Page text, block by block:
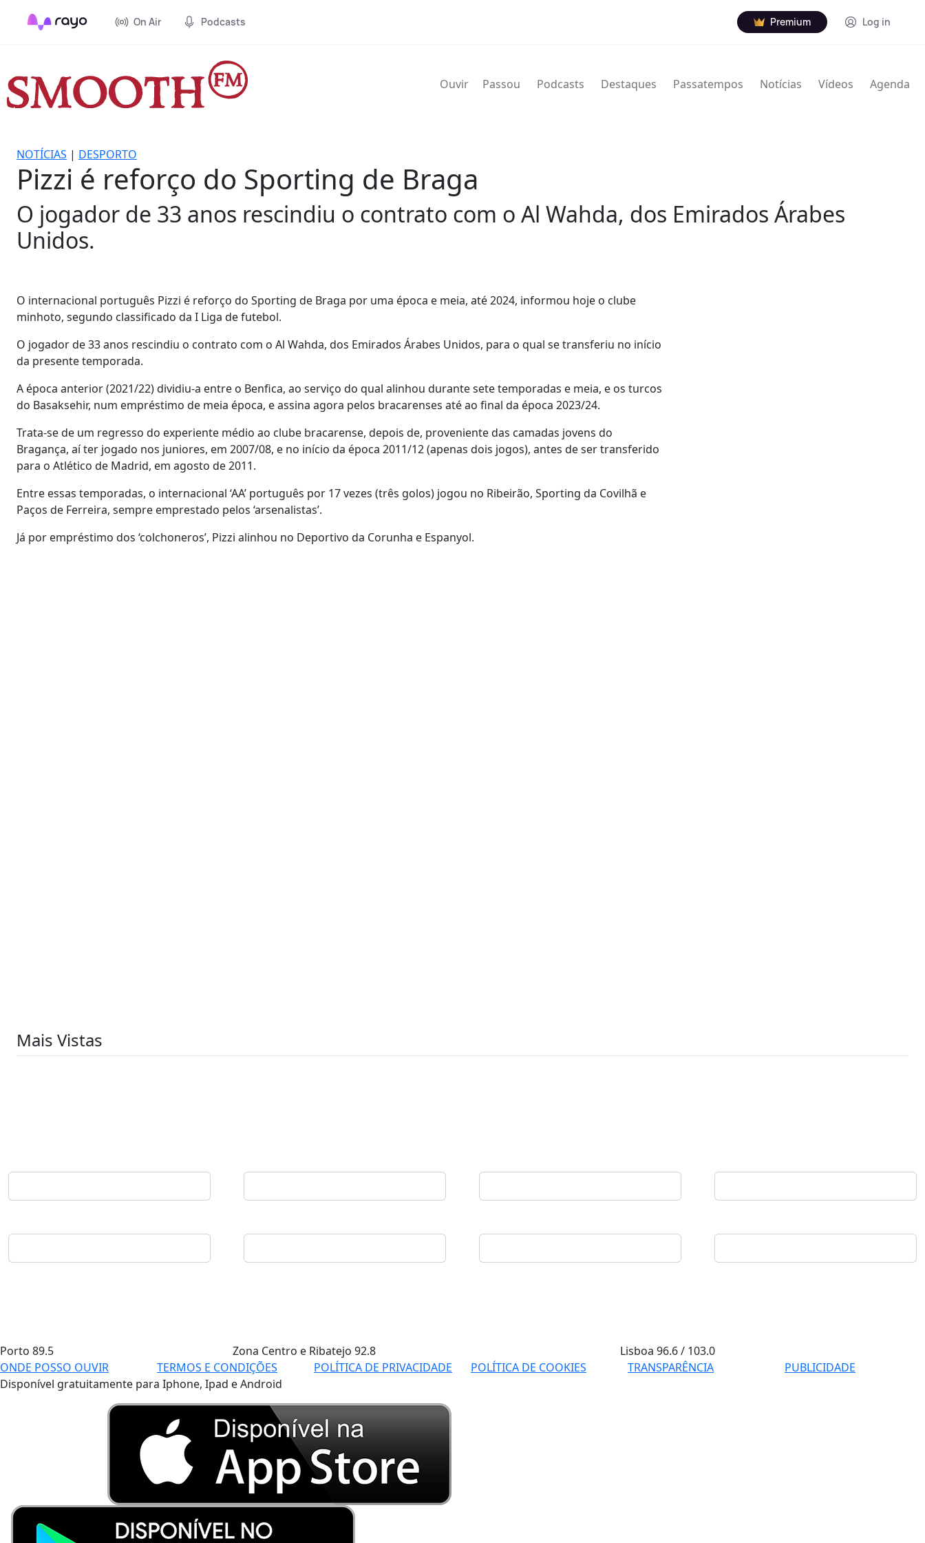
On Air Podcasts Premium Log in
Ouvir Passou Podcasts Destaques Passatempos Notícias Vídeos Agenda
NOTÍCIAS | DESPORTO
Pizzi é reforço do Sporting de Braga
O jogador de 33 anos rescindiu o contrato com o Al Wahda, dos Emirados Árabes
Unidos.
O internacional português Pizzi é reforço do Sporting de Braga por uma época e meia, até 2024, informou hoje o clube
minhoto, segundo classificado da I Liga de futebol.
O jogador de 33 anos rescindiu o contrato com o Al Wahda, dos Emirados Árabes Unidos, para o qual se transferiu no início
da presente temporada.
A época anterior (2021/22) dividiu-a entre o Benfica, ao serviço do qual alinhou durante sete temporadas e meia, e os turcos
do Basaksehir, num empréstimo de meia época, e assina agora pelos bracarenses até ao final da época 2023/24.
Trata-se de um regresso do experiente médio ao clube bracarense, depois de, proveniente das camadas jovens do
Bragança, aí ter jogado nos juniores, em 2007/08, e no início da época 2011/12 (apenas dois jogos), antes de ser transferido
para o Atlético de Madrid, em agosto de 2011.
Entre essas temporadas, o internacional ‘AA’ português por 17 vezes (três golos) jogou no Ribeirão, Sporting da Covilhã e
Paços de Ferreira, sempre emprestado pelos ‘arsenalistas’.
Já por empréstimo dos ‘colchoneros’, Pizzi alinhou no Deportivo da Corunha e Espanyol.
Mais Vistas
Porto 89.5 Zona Centro e Ribatejo 92.8 Lisboa96.6 / 103.0
ONDE POSSO OUVIR
TERMOS E CONDIÇÕES POLÍTICA DE PRIVACIDADE POLÍTICA DE COOKIES TRANSPARÊNCIA
PUBLICIDADE
Disponível gratuitamente para Iphone, Ipad e Android